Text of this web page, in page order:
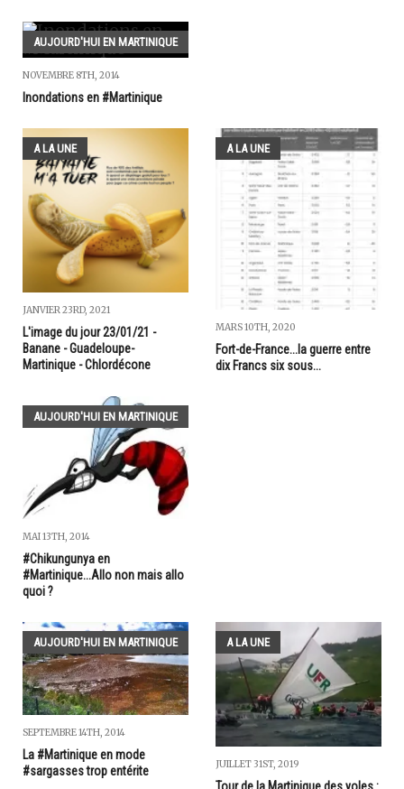
AUJOURD'HUI EN MARTINIQUE
NOVEMBRE 8TH, 2014
Inondations en #Martinique
A LA UNE
JANVIER 23RD, 2021
L'image du jour 23/01/21 -
Banane - Guadeloupe-
Martinique - Chlordécone
A LA UNE
MARS 10TH, 2020
Fort-de-France...la guerre entre
dix Francs six sous...
AUJOURD'HUI EN MARTINIQUE
MAI 13TH, 2014
#Chikungunya en
#Martinique...Allo non mais allo
quoi ?
AUJOURD'HUI EN MARTINIQUE
SEPTEMBRE 14TH, 2014
La #Martinique en mode
#sargasses trop entérite
A LA UNE
JUILLET 31ST, 2019
Tour de la Martinique des yoles :